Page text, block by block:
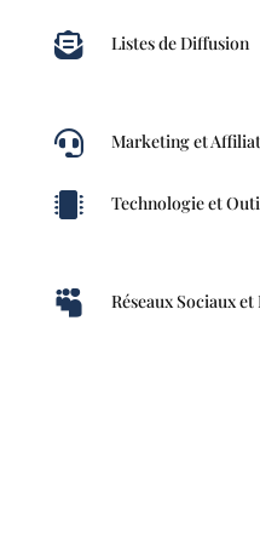
 Listes de Diffusion
 Marketing et
 Technologie et
 Réseaux Sociaux